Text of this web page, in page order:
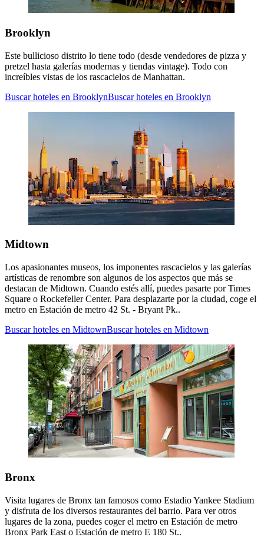
Brooklyn
Este bullicioso distrito lo tiene todo (desde vendedores de pizza y
pretzel hasta galerías modernas y tiendas vintage). Todo con
increíbles vistas de los rascacielos de Manhattan.
Buscar hoteles en BrooklynBuscar hoteles en Brooklyn
Midtown
Los apasionantes museos, los imponentes rascacielos y las galerías
artísticas de renombre son algunos de los aspectos que más se
destacan de Midtown. Cuando estés allí, puedes pasarte por Times
Square o Rockefeller Center. Para desplazarte por la ciudad, coge el
metro en Estación de metro 42 St. - Bryant Pk..
Buscar hoteles en MidtownBuscar hoteles en Midtown
Bronx
Visita lugares de Bronx tan famosos como Estadio Yankee Stadium
y disfruta de los diversos restaurantes del barrio. Para ver otros
lugares de la zona, puedes coger el metro en Estación de metro
Bronx Park East o Estación de metro E 180 St..